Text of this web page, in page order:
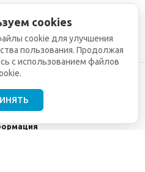
cookies
cookie для улучшения
пользования. Продолжая
с использованием файлов